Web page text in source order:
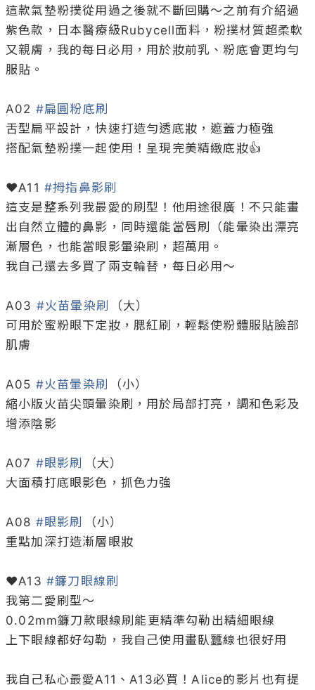
這款氣墊粉撲從用過之後就不斷回購～之前有介紹過
紫色款，日本醫療級Rubycell面料，粉撲材質超柔軟
又親膚，我的每日必用，用於妝前乳、粉底會更均勻
服貼。
A02 #扁圓粉底刷
舌型扁平設計，快速打造勻透底妝，遮蓋力極強
搭配氣墊粉撲一起使用！呈現完美精緻底妝👍
♥A11 #拇指鼻影刷
這支是整系列我最愛的刷型！他用途很廣！不只能畫
出自然立體的鼻影，同時還能當唇刷（能暈染出漂亮
漸層色，也能當眼影暈染刷，超萬用。
我自己還去多買了兩支輪替，每日必用～
A03 #火苗暈染刷
（大）
可用於蜜粉眼下定妝，腮紅刷，輕鬆使粉體服貼臉部
肌膚
A05 #火苗暈染刷
（小）
縮小版火苗尖頭暈染刷，用於局部打亮，調和色彩及
增添陰影
A07 #眼影刷
（大）
大面積打底眼影色，抓色力強
A08 #眼影刷
（小）
重點加深打造漸層眼妝
♥A13 #鐮刀眼線刷
我第二愛刷型～
0.02mm鐮刀款眼線刷能更精準勾勒出精細眼線
上下眼線都好勾勒，我自己使用畫臥蠶線也很好用
我自己私心最愛A11、A13必買！Alice的影片也有提